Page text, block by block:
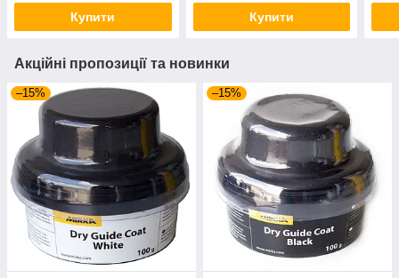
Купити Купити
Акційні пропозиції та новинки
–15% –15%